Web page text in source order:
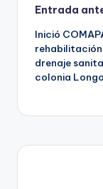
de
Entrada
Inició
drenaje
colonia